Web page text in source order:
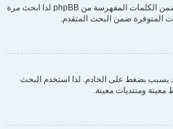
من الممكن أن يكون بحثك مبهما ولا يتضمن الكلمات المفهرسة من phpBB لذا ابحث مرة
المتوفرة ضمن البحث المتقدم.
يسبب بضغط على الخادم. لذا استخدم البحث
معينة ومنتديات معينة.